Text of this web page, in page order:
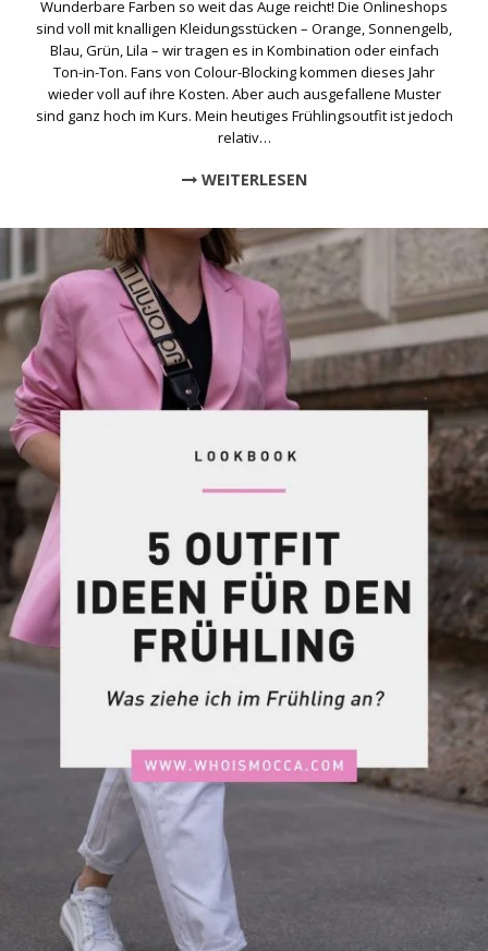
Wunderbare Farben so weit das Auge reicht! Die Onlineshops
sind voll mit knalligen Kleidungsstücken – Orange, Sonnengelb,
Blau, Grün, Lila – wir tragen es in Kombination oder einfach
Ton-in-Ton. Fans von Colour-Blocking kommen dieses Jahr
wieder voll auf ihre Kosten. Aber auch ausgefallene Muster
sind ganz hoch im Kurs. Mein heutiges Frühlingsoutfit ist jedoch
relativ…
WEITERLESEN